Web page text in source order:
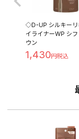
◇D-UP シルキーリ
イライナーWP シ
ウン
1,430